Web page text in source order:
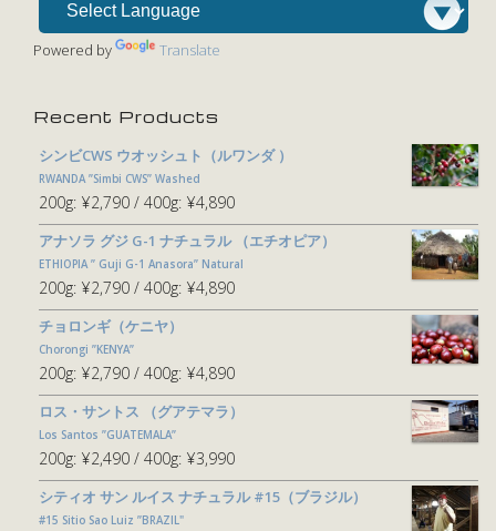
Powered by Translate
Recent Products
シンビCWS ウオッシュト（ルワンダ ）
RWANDA ”Simbi CWS” Washed
200g: ¥2,790 400g: ¥4,890
アナソラ グジ G-1 ナチュラル （エチオピア）
ETHIOPIA ” Guji G-1 Anasora” Natural
200g: ¥2,790 400g: ¥4,890
チョロンギ（ケニヤ）
Chorongi ”KENYA”
200g: ¥2,790 400g: ¥4,890
ロス・サントス （グアテマラ）
Los Santos ”GUATEMALA”
200g: ¥2,490 400g: ¥3,990
シティオ サン ルイス ナチュラル #15（ブラジル）
#15 Sitio Sao Luiz ”BRAZIL"